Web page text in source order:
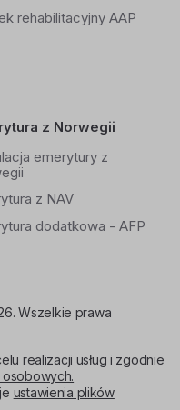
rehabilitacyjny AAP
z Norwegii
emerytury z
z NAV
dodatkowa - AFP
Wszelkie prawa
realizacji usług i zgodnie
ustawienia plików